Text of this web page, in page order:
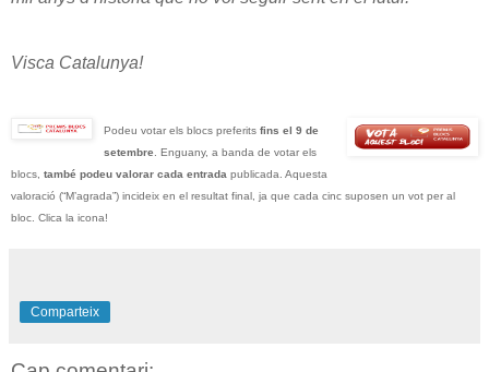
Visca Catalunya!
Podeu votar els blocs preferits fins el 9 de
setembre. Enguany, a banda de votar els
blocs, també podeu valorar cada entrada publicada. Aquesta
valoració (“M’agrada”) incideix en el resultat final, ja que cada cinc suposen un vot per al
bloc. Clica la icona!
Comparteix